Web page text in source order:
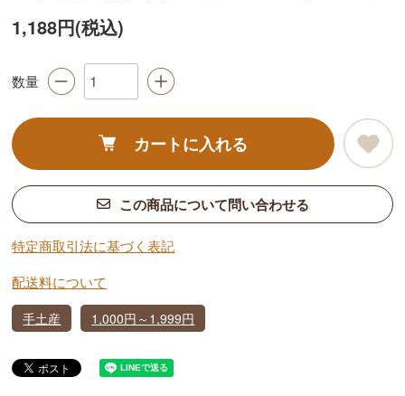
1,188円(税込)
数量
カートに入れる
この商品について問い合わせる
特定商取引法に基づく表記
配送料について
手土産 1,000円～1,999円